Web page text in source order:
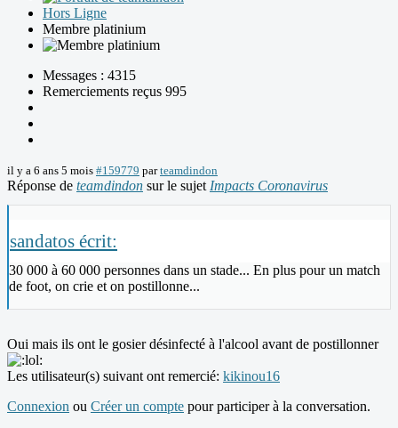
Hors Ligne
Membre platinium
Messages : 4315
Remerciements reçus 995
il y a 6 ans 5 mois #159779 parteamdindon
Réponse de teamdindon sur le sujet Impacts Coronavirus
sandatos écrit:
30 000 à 60 000 personnes dans un stade... En plus pour un match
de foot, on crie et on postillonne...
Oui mais ils ont le gosier désinfecté à l'alcool avant de postillonner
Les utilisateur(s) suivant ont remercié: kikinou16
Connexion ou Créer un compte pour participer à la conversation.